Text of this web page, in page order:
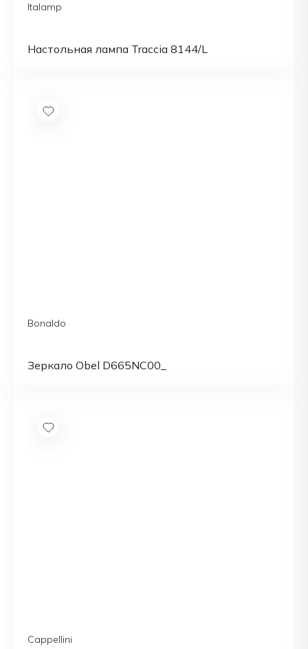
Italamp
Настольная лампа Traccia 8144/L
Bonaldo
Зеркало Obel D665NC00_
Cappellini